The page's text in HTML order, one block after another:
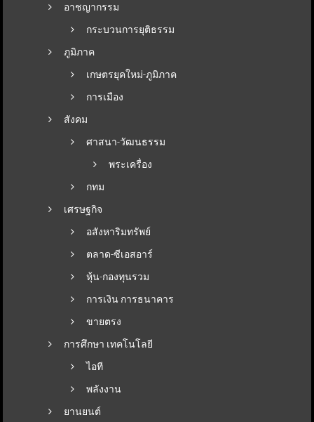
อาชญากรรม
กระบวนการยุติธรรม
ภูมิภาค
เกษตรยุคใหม่-ภูมิภาค
การเมือง
สังคม
ศาสนา-วัฒนธรรม
พระเครื่อง
กทม
เศรษฐกิจ
อสังหาริมทรัพย์
ตลาด-ซีเอสอาร์
หุ้น-กองทุนรวม
การเงิน การธนาคาร
ขายตรง
การศึกษา เทคโนโลยี
ไอที
พลังงาน
ยานยนต์